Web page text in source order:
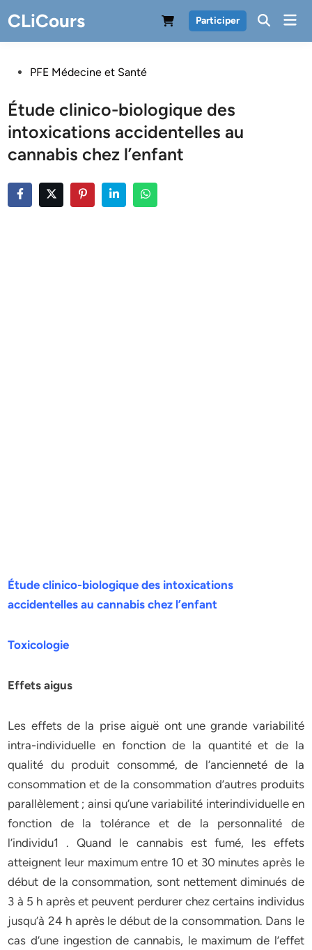
to
content
CLiCours Participer
PostedPFE Médecine et Santé
Étude clinico-biologique des
intoxications accidentelles au
cannabis chez l’enfant
Étude clinico-biologique des intoxications
accidentellesau cannabis chez l’enfant
Toxicologie
Effets aigus
Les effets de la prise aiguë ont une grande variabilité
intra-individuelle en fonction de la quantité et de la
qualité du produit consommé, de l’ancienneté de la
consommation et de la consommation d’autres produits
parallèlement ; ainsi qu’une variabilité interindividuelle en
fonction de la tolérance et de la personnalité de
l’individu1 . Quand le cannabis est fumé, les effets
atteignent leur maximum entre 10 et 30 minutes après le
début de la consommation, sont nettement diminués de
3 à 5 h après et peuvent perdurer chez certains individus
jusqu’à 24 h après le début de la consommation. Dans le
cas d’une ingestion de cannabis, le maximum de l’effet